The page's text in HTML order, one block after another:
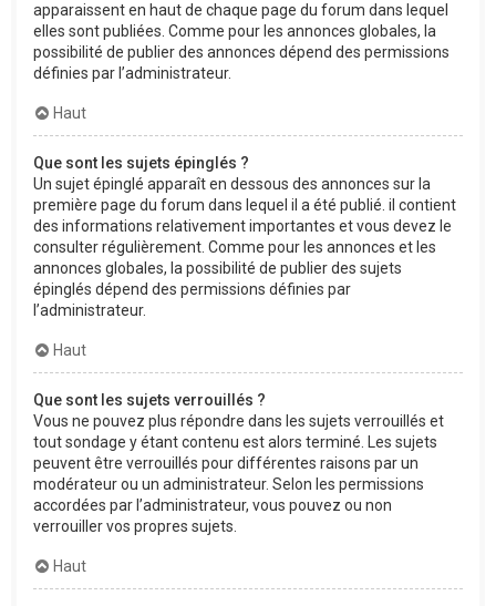
apparaissent en haut de chaque page du forum dans lequel
elles sont publiées. Comme pour les annonces globales, la
possibilité de publier des annonces dépend des permissions
définies par l’administrateur.
Haut
Que sont les sujets épinglés ?
Un sujet épinglé apparaît en dessous des annonces sur la
première page du forum dans lequel il a été publié. il contient
des informations relativement importantes et vous devez le
consulter régulièrement. Comme pour les annonces et les
annonces globales, la possibilité de publier des sujets
épinglés dépend des permissions définies par
l’administrateur.
Haut
Que sont les sujets verrouillés ?
Vous ne pouvez plus répondre dans les sujets verrouillés et
tout sondage y étant contenu est alors terminé. Les sujets
peuvent être verrouillés pour différentes raisons par un
modérateur ou un administrateur. Selon les permissions
accordées par l’administrateur, vous pouvez ou non
verrouiller vos propres sujets.
Haut